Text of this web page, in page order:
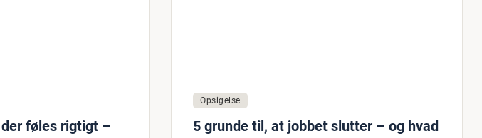
føles rigtigt –
Opsigelse
5 grunde til, at jobbet slutter – og hvad